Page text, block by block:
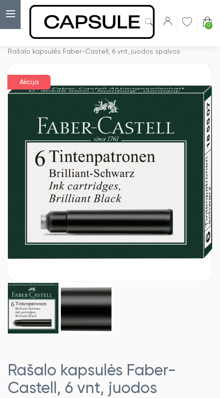
0
Rašalo kapsulės Faber-Castell, 6 vnt, juodos spalvos
Akcija
Rašalo kapsulės Faber-
Castell, 6 vnt, juodos